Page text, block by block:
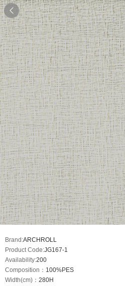

Brand:ARCHROLL
Product Code:JG167-1
Availability:200
Composition： 100%PES
Width(cm)： 280H